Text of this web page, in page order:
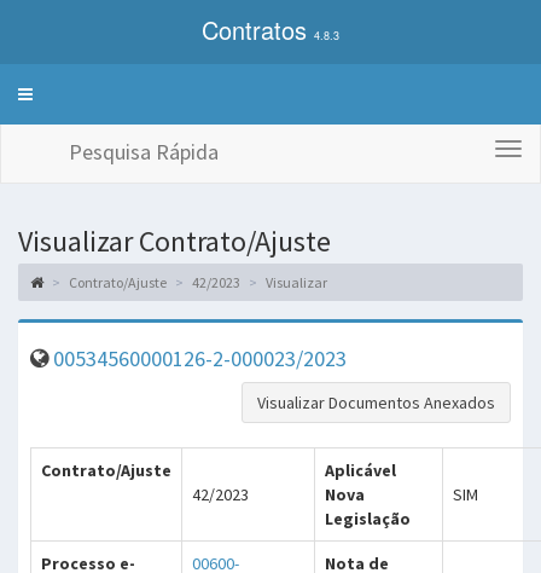
Contratos 4.8.3
Alterna
Pesquisa Rápida
Visualizar Contrato/Ajuste
Contrato/Ajuste 42/2023 Visualizar
00534560000126-2-000023/2023
Visualizar Documentos Anexados
Contrato/Ajuste
42/2023
Aplicável
Nova
Legislação
SIM
Processo e-
00600-
Nota de